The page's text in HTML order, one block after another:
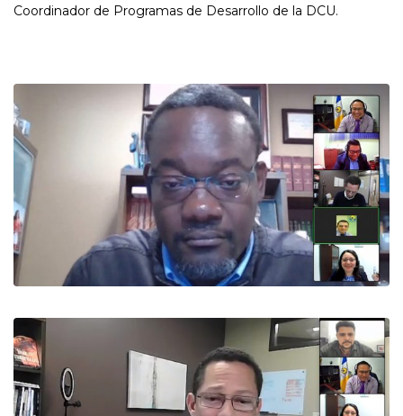
Coordinador de Programas de Desarrollo de la DCU.